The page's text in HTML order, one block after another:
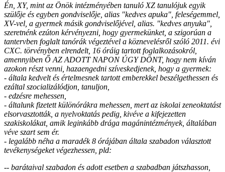
Én, XY, mint az Önök intézményében tanuló XZ tanulójuk egyik
szülője és egyben gondviselője, alias "kedves apuka", feleségemmel,
XV-vel, a gyermek másik gondviselőjével, alias. "kedves anyuka",
szeretnénk ezúton kérvényezni, hogy gyermekünket, a szigorúan a
tantervben foglalt tanórák végeztével a köznevelésről szóló 2011. évi
CXC. törvényben elrendelt, 16 óráig tartott foglalkozásokról,
amennyiben Ő AZ ADOTT NAPON ÚGY DÖNT, hogy nem kíván
azokon részt venni, hazaengedni szíveskedjenek, hogy a gyermek:
- általa kedvelt és értelmesnek tartott emberekkel beszélgethessen és
ezáltal szocializálódjon, tanuljon,
- edzésre mehessen,
- általunk fizetett különórákra mehessen, mert az iskolai zeneoktatást
elsorvasztották, a nyelvoktatás pedig, kivéve a kifejezetten
szakiskolákat, amik leginkább drága magánintézmények, általában
véve szart sem ér.
- legalább néha a maradék 8 órájában általa szabadon választott
tevékenységeket végezhessen, pld:
-- barátaival szabadon és adott esetben a szabadban játszhasson,